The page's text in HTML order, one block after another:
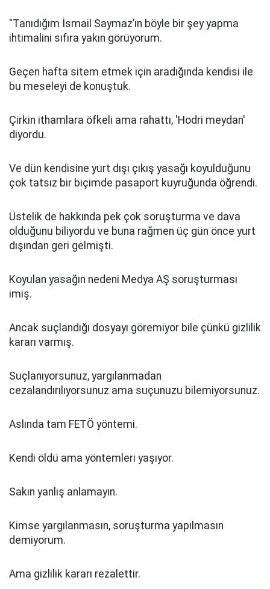
"Tanıdığım İsmail Saymaz’ın böyle bir şey yapma
ihtimalini sıfıra yakın görüyorum.
Geçen hafta sitem etmek için aradığında kendisi ile
bu meseleyi de konuştuk.
Çirkin ithamlara öfkeli ama rahattı, 'Hodri meydan'
diyordu.
Ve dün kendisine yurt dışı çıkış yasağı koyulduğunu
çok tatsız bir biçimde pasaport kuyruğunda öğrendi.
Üstelik de hakkında pek çok soruşturma ve dava
olduğunu biliyordu ve buna rağmen üç gün önce yurt
dışından geri gelmişti.
Koyulan yasağın nedeni Medya AŞ soruşturması
imiş.
Ancak suçlandığı dosyayı göremiyor bile çünkü gizlilik
kararı varmış.
Suçlanıyorsunuz, yargılanmadan
cezalandırılıyorsunuz ama suçunuzu bilemiyorsunuz.
Aslında tam FETÖ yöntemi.
Kendi öldü ama yöntemleri yaşıyor.
Sakın yanlış anlamayın.
Kimse yargılanmasın, soruşturma yapılmasın
demiyorum.
Ama gizlilik kararı rezalettir.